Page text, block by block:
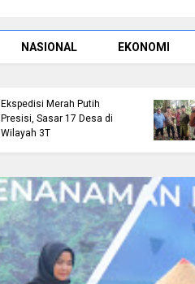
NASIONAL EKONOMI
Ekspedisi Merah Putih
Presisi, Sasar 17 Desa di
Wilayah 3T